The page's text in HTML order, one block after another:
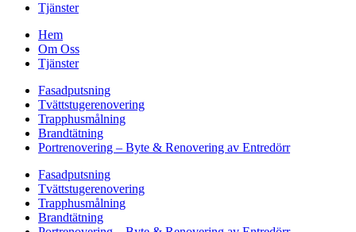
Tjänster
Hem
Om Oss
Tjänster
Fasadputsning
Tvättstugerenovering
Trapphusmålning
Brandtätning
Portrenovering – Byte & Renovering av Entredörr
Fasadputsning
Tvättstugerenovering
Trapphusmålning
Brandtätning